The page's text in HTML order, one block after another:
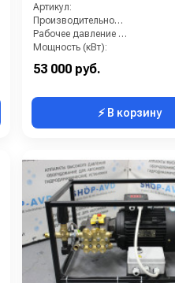
Артикул:
Производительность (л/ч):
Рабочее давление (бар):
Мощность (кВт):
Электропитание (В):
53 000 руб.
⚡ В корзину